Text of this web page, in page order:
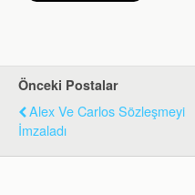
Önceki Postalar
Alex Ve Carlos Sözleşmeyi
İmzaladı